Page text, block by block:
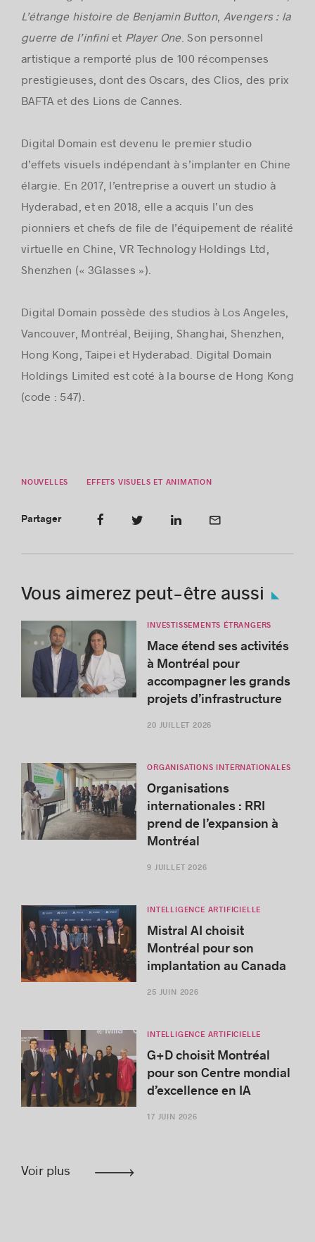
L’étrange histoire de Benjamin Button, Avengers : la
guerre de l’infiniet Player One . Son personnel
artistique a remporté plus de 100 récompenses
prestigieuses, dont des Oscars, des Clios, des prix
BAFTA et des Lions de Cannes.
Digital Domain est devenu le premier studio
d’effets visuels indépendant à s’implanter en Chine
élargie. En 2017, l’entreprise a ouvert un studio à
Hyderabad, et en 2018, elle a acquis l’un des
pionniers et chefs de file de l’équipement de réalité
virtuelle en Chine, VR Technology Holdings Ltd,
Shenzhen (« 3Glasses »).
Digital Domain possède des studios à Los Angeles,
Vancouver, Montréal, Beijing, Shanghai, Shenzhen,
Hong Kong, Taipei et Hyderabad. Digital Domain
Holdings Limited est coté à la bourse de Hong Kong
(code : 547).
NOUVELLES EFFETS VISUELS ET ANIMATION
Partager
Vous aimerez peut-être aussi
INVESTISSEMENTS ÉTRANGERS
Mace étend ses activités
à Montréal pour
accompagner les grands
projets d’infrastructure
20 JUILLET 2026
ORGANISATIONS INTERNATIONALES
Organisations
internationales : RRI
prend de l’expansion à
Montréal
9 JUILLET 2026
INTELLIGENCE ARTIFICIELLE
Mistral AI choisit
Montréal pour son
implantation au Canada
25 JUIN 2026
INTELLIGENCE ARTIFICIELLE
G+D choisit Montréal
pour son Centre mondial
d’excellence en IA
17 JUIN 2026
Voir plus